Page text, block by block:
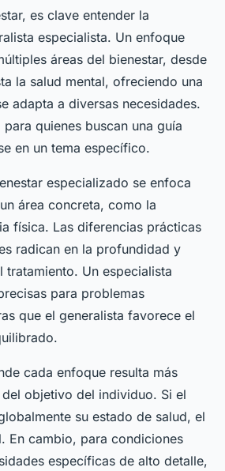
es clave entender la
especialista. Un enfoque
áreas del bienestar, desde
la salud mental, ofreciendo una
adapta a diversas necesidades.
quienes buscan una guía
en un tema específico.
especializado se enfoca
área concreta, como la
física. Las diferencias prácticas
radican en la profundidad y
tratamiento. Un especialista
para problemas
que el generalista favorece el
cada enfoque resulta más
objetivo del individuo. Si el
su estado de salud, el
En cambio, para condiciones
específicas de alto detalle,